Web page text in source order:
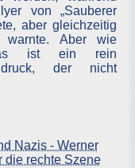
von „Sauberer
aber gleichzeitig
Aber wie
ist ein rein
der nicht
Nazis - Werner
die rechte Szene